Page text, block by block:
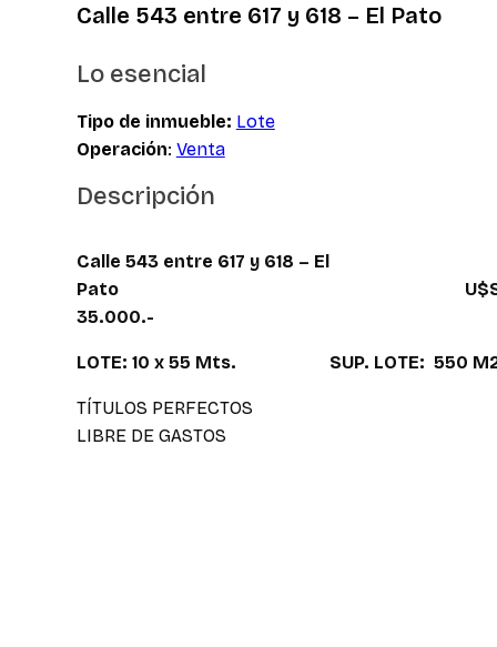
Calle 543 entre 617 y 618 – El Pato
Lo esencial
Tipo de inmueble: Lote
Operación: Venta
Descripción
Calle 543 entre 617 y 618 – El
Pato
35.000.-
LOTE: 10 x 55 Mts. SUP. LOTE:
TÍTULOS PERFECTOS
LIBRE DE GASTOS